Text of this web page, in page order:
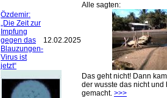
Özdemir:
„Die Zeit zur
Impfung
gegen das
Blauzungen-
Virus ist
jetzt“
12.02.2025
Alle sagten:
Das geht nicht! Dann
der wusste das nicht und
gemacht. >>>